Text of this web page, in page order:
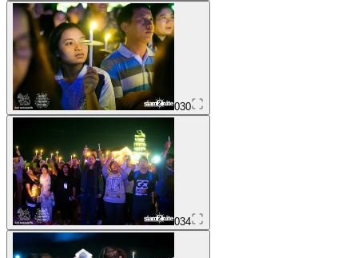
030
034